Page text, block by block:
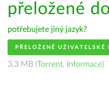
přeložené
potřebujete jiný jazyk?
PŘELOŽENÉ UŽIVATELSKÉ
3.3 MB (Torrent, Informace)